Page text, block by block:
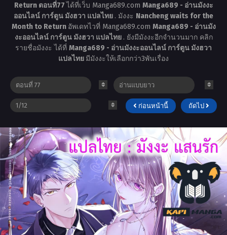
Return ตอนที่77ได้ที่เว็บ Manga689.com Manga689 - อ่านมังงะ
ออนไลน์ การ์ตูน มังฮวา แปลไทย . มังงะ Nancheng waits for the
Month to Return อัพเดทไวที่ Manga689.com Manga689 - อ่านมัง
งะออนไลน์ การ์ตูน มังฮวา แปลไทย . ยังมีมังงะอีกจำนวนมาก คลิก
รายชื่อมังงะ ได้ที่ Manga689 - อ่านมังงะออนไลน์ การ์ตูน มังฮวา
แปลไทย มีมังงะให้เลือกกว่า3พันเรื่อง
ก่อนหน้านี้ ถัดไป